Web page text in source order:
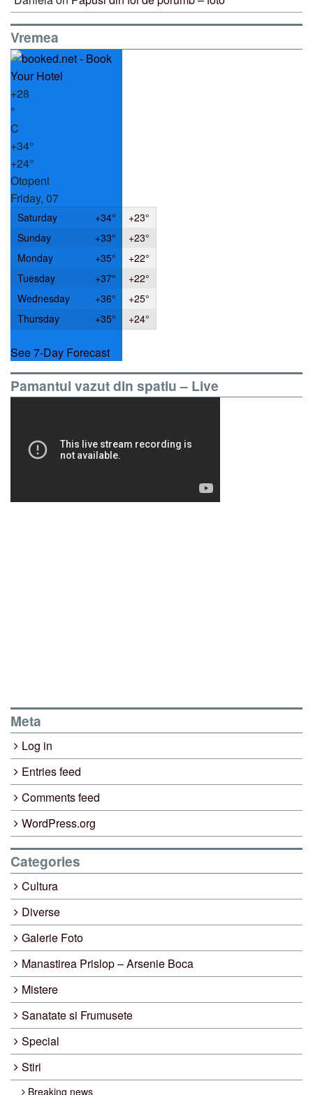
Vremea
+28
°
C
+34°
+24°
Otopeni
Friday, 07
Saturday +34° +23°
Sunday
+33° +23°
Monday
+35° +22°
Tuesday
+37° +22°
Wednesday
+36° +25°
Thursday
+35° +24°
See 7-Day Forecast
Pamantul vazut din spatiu – Live
Meta
Log in
Entries feed
Comments feed
WordPress.org
Categories
Cultura
Diverse
Galerie Foto
Manastirea Prislop – Arsenie Boca
Mistere
Sanatate si Frumusete
Special
Stiri
Breaking news